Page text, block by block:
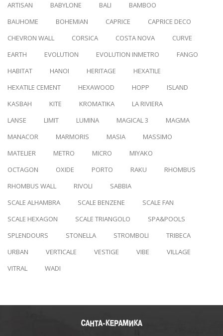
ARTISAN
BABYLONE BALI
BAMBOO
BAUHOME
BOHEMIAN CAPRICE
CAPRICE DECO
CHEVRON WALL
CORSICA COSTA NOVA
CURVE
EARTH
EVOLUTION EVOLUTION INMETRO
FANGO
HABITAT
HANOI HERITAGE
HEXATILE
HEXATILE CEMENT
HEXAWOOD HOPP
ISLAND
KASBAH
KITE KROMATIKA
LA RIVIERA
LANSE
LIMIT LUMINA MAGICAL 3
MAGMA
MANACOR
MARMORIS MASIA
MASSIMO
MATELIER
METRO MICRO
MIYAKO
OCTAGON
OXIDE PORTO RAKU
RHOMBUS
RHOMBUS WALL
RIVOLI
SABBIA
SCALE ALHAMBRA
SCALE BENZENE
SCALE FAN
SCALE HEXAGON
SCALE TRIANGOLO
SPA&POOLS
SPLENDOURS
STONELLA STROMBOLI
TRIBECA
URBAN
VERTICALE VESTIGE VIBE
VILLAGE
VITRAL
WADI